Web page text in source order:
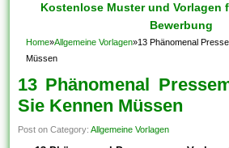
Kostenlose Muster und Vorlagen
Bewerbung
Home»Allgemeine Vorlagen»13 Phänomenal
Müssen
13 Phänomenal
Sie Kennen Müssen
Post on Category:Allgemeine Vorlagen